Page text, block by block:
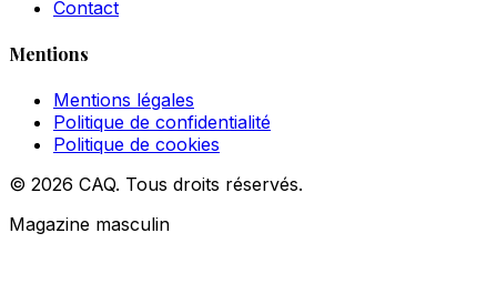
Contact
Mentions
Mentions légales
Politique de confidentialité
Politique de cookies
© 2026 CAQ. Tous droits réservés.
Magazine masculin